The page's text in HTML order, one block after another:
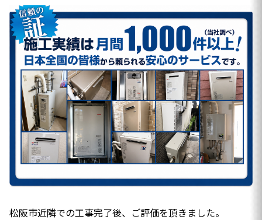
松阪市近隣での工事完了後、ご評価を頂きました。